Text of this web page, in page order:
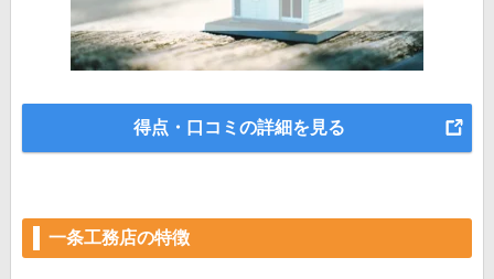
得点・口コミの詳細を見る
一条工務店の特徴